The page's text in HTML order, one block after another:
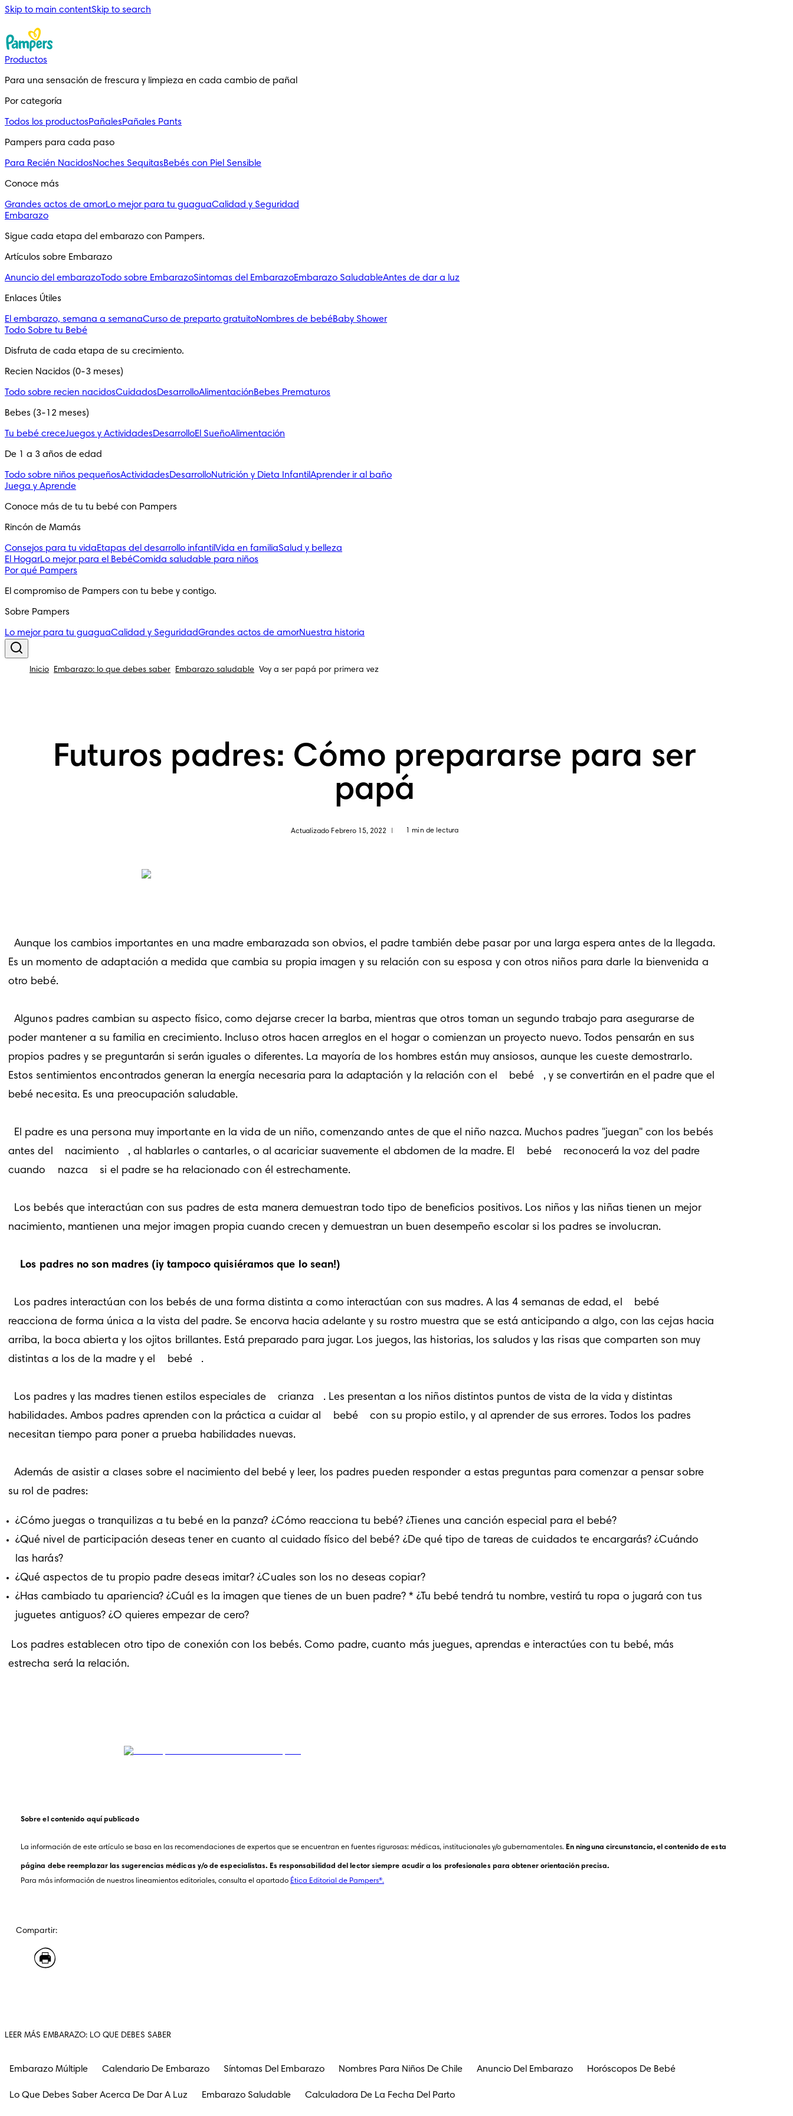
Skip to main contentSkip to search
Productos
Para una sensación de frescura y limpieza en cada cambio de pañal
Por categoría
Todos los productosPañalesPañales Pants
Pampers para cada paso
Para Recién NacidosNoches SequitasBebés con Piel Sensible
Conoce más
Grandes actos de amorLo mejor para tu guaguaCalidad y Seguridad
Embarazo
Sigue cada etapa del embarazo con Pampers.
Artículos sobre Embarazo
Anuncio del embarazoTodo sobre EmbarazoSintomas del EmbarazoEmbarazo SaludableAntes de dar a luz
Enlaces Útiles
El embarazo, semana a semanaCurso de preparto gratuitoNombres de bebéBaby Shower
Todo Sobre tu Bebé
Disfruta de cada etapa de su crecimiento.
Recien Nacidos (0-3 meses)
Todo sobre recien nacidosCuidadosDesarrolloAlimentaciónBebes Prematuros
Bebes (3-12 meses)
Tu bebé creceJuegos y ActividadesDesarrolloEl SueñoAlimentación
De 1 a 3 años de edad
Todo sobre niños pequeñosActividadesDesarrolloNutrición y Dieta InfantilAprender ir al baño
Juega y Aprende
Conoce más de tu tu bebé con Pampers
Rincón de Mamás
Consejos para tu vidaEtapas del desarrollo infantilVida en familiaSalud y belleza
El HogarLo mejor para el BebéComida saludable para niños
Por qué Pampers
El compromiso de Pampers con tu bebe y contigo.
Sobre Pampers
Lo mejor para tu guaguaCalidad y SeguridadGrandes actos de amorNuestra historia
Inicio Embarazo: lo que debes saber Embarazo saludable Voy a ser papá por primera vez
Futuros padres: Cómo prepararse para ser
papá
Actualizado Febrero 15, 2022 1 min de lectura
Aunque los cambios importantes en una madre embarazada son obvios, el padre también debe pasar por una larga espera antes de la llegada.
Es un momento de adaptación a medida que cambia su propia imagen y su relación con su esposa y con otros niños para darle la bienvenida a
otro bebé.
  Algunos padres cambian su aspecto físico, como dejarse crecer la barba, mientras que otros toman un segundo trabajo para asegurarse de
poder mantener a su familia en crecimiento. Incluso otros hacen arreglos en el hogar o comienzan un proyecto nuevo. Todos pensarán en sus
propios padres y se preguntarán si serán iguales o diferentes. La mayoría de los hombres están muy ansiosos, aunque les cueste demostrarlo.
Estos sentimientos encontrados generan la energía necesaria para la adaptación y la relación con el
bebé
, y se convertirán en el padre que el
bebé necesita. Es una preocupación saludable.
antes del
nacimiento , al hablarles o cantarles, o al acariciar suavemente el abdomen de la madre. El bebé
  reconocerá la voz del padre
cuando
nazca
  si el padre se ha relacionado con él estrechamente.
nacimiento, mantienen una mejor imagen propia cuando crecen y demuestran un buen desempeño escolar si los padres se involucran.
Los padres no son madres (¡y tampoco quisiéramos que lo sean!)
  Los padres interactúan con los bebés de una forma distinta a como interactúan con sus madres. A las 4 semanas de edad, el
bebé
reacciona de forma única a la vista del padre. Se encorva hacia adelante y su rostro muestra que se está anticipando a algo, con las cejas hacia
arriba, la boca abierta y los ojitos brillantes. Está preparado para jugar. Los juegos, las historias, los saludos y las risas que comparten son muy
distintas a los de la madre y el
bebé .
  Los padres y las madres tienen estilos especiales de
crianza
. Les presentan a los niños distintos puntos de vista de la vida y distintas
habilidades. Ambos padres aprenden con la práctica a cuidar al
bebé
  con su propio estilo, y al aprender de sus errores. Todos los padres
necesitan tiempo para poner a prueba habilidades nuevas.
  Además de asistir a clases sobre el nacimiento del bebé y leer, los padres pueden responder a estas preguntas para comenzar a pensar sobre
su rol de padres:
¿Cómo juegas o tranquilizas a tu bebé en la panza? ¿Cómo reacciona tu bebé? ¿Tienes una canción especial para el bebé?
¿Qué nivel de participación deseas tener en cuanto al cuidado físico del bebé? ¿De qué tipo de tareas de cuidados te encargarás? ¿Cuándo
las harás?
¿Qué aspectos de tu propio padre deseas imitar? ¿Cuales son los no deseas copiar?
¿Has cambiado tu apariencia? ¿Cuál es la imagen que tienes de un buen padre? * ¿Tu bebé tendrá tu nombre, vestirá tu ropa o jugará con tus
juguetes antiguos? ¿O quieres empezar de cero?
estrecha será la relación.
Sobre el contenido aquí publicado
La información de este artículo se basa en las recomendaciones de expertos que se encuentran en fuentes rigurosas: médicas, institucionales y/o gubernamentales. En ninguna circunstancia, el contenido de esta
página debe reemplazar las sugerencias médicas y/o de especialistas. Es responsabilidad del lector siempre acudir a los profesionales para obtener orientación precisa.
Para más información de nuestros lineamientos editoriales, consulta el apartado Ética Editorial de Pampers®.
Compartir:
LEER MÁS EMBARAZO: LO QUE DEBES SABER
Embarazo Múltiple Calendario De Embarazo Síntomas Del Embarazo Nombres Para Niños De Chile Anuncio Del Embarazo Horóscopos De Bebé
Lo Que Debes Saber Acerca De Dar A Luz Embarazo Saludable Calculadora De La Fecha Del Parto